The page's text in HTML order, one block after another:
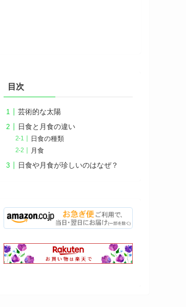
目次
芸術的な太陽
日食と月食の違い
日食の種類
月食
日食や月食が珍しいのはなぜ？